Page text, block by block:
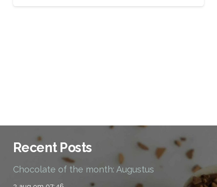
Recent Posts
Chocolate of the month: Augustus